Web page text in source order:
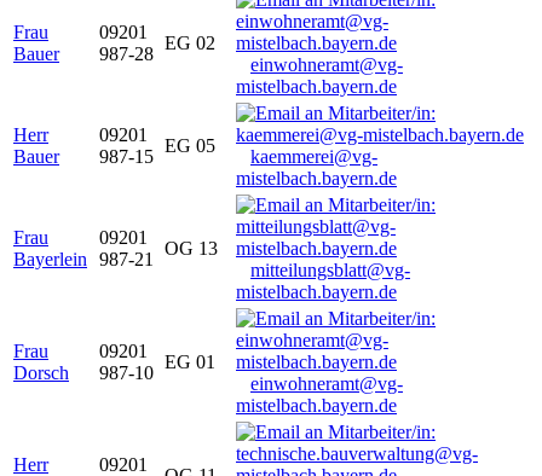
Frau
Bauer
09201
987-28
EG 02
einwohneramt@vg-
mistelbach.bayern.de
Herr
Bauer
09201
987-15
EG 05
kaemmerei@vg-
mistelbach.bayern.de
Frau
Bayerlein
09201
987-21
OG 13
mitteilungsblatt@vg-
mistelbach.bayern.de
Frau
Dorsch
09201
987-10
EG 01
einwohneramt@vg-
mistelbach.bayern.de
Herr
09201